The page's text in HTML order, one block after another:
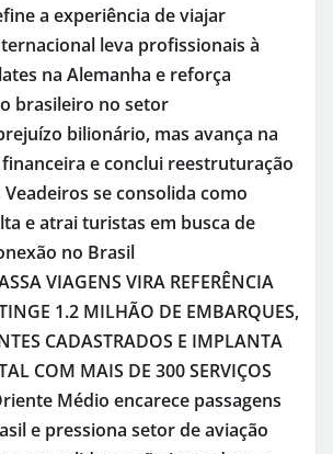
a experiência de viajar
leva profissionais à
na Alemanha e reforça
brasileiro no setor
bilionário, mas avança na
e conclui reestruturação
Veadeiros se consolida como
e atrai turistas em busca de
no Brasil
VIAGENS VIRA REFERÊNCIA
1.2 MILHÃO DE EMBARQUES,
CADASTRADOS E IMPLANTA
COM MAIS DE 300 SERVIÇOS
Médio encarece passagens
e pressiona setor de aviação